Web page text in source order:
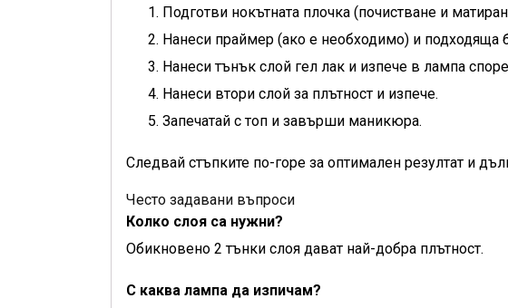
Подготви нокътната плочка (почистване и
Нанеси праймер (ако е необходимо) и подходяща
Нанеси тънък слой гел лак и изпече в лампа
Нанеси втори слой за плътност и изпече.
Запечатай с топ и завърши маникюра.
Следвай стъпките по-горе за оптимален резултат и
Често задавани въпроси
Колко слоя са нужни?
Обикновено 2 тънки слоя дават най-добра плътност.
С каква лампа да изпичам?